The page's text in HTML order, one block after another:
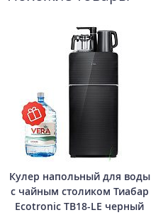
Кулер напольный для воды
с чайным столиком Тиабар
Ecotronic TB18-LE черный